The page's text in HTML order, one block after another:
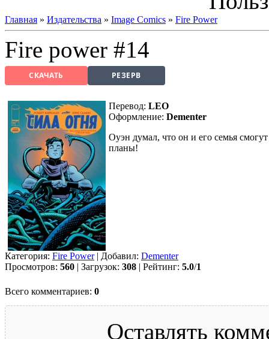
Главная » Издательства » Image Comics » Fire Power
Fire power #14
СКАЧАТЬ РЕЗЕРВ
Перевод: LEO
Оформление: Dementer
Оуэн думал, что он и его семья
планы!
Категория: Fire Power| Добавил: Dementer
Просмотров: 560 | Загрузок: 308 | Рейтинг: 5.0/1
Всего комментариев: 0
Оставлять